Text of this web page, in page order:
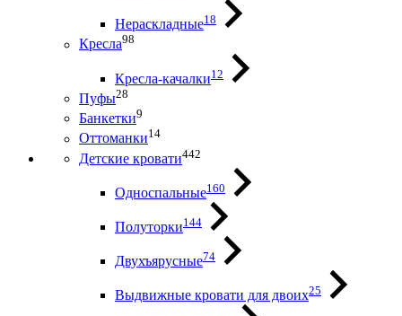
Нераскладные18
Кресла98
Кресла-качалки12
Пуфы28
Банкетки9
Оттоманки14
Детские кровати442
Односпальные160
Полуторки144
Двухъярусные74
Выдвижные кровати для двоих25